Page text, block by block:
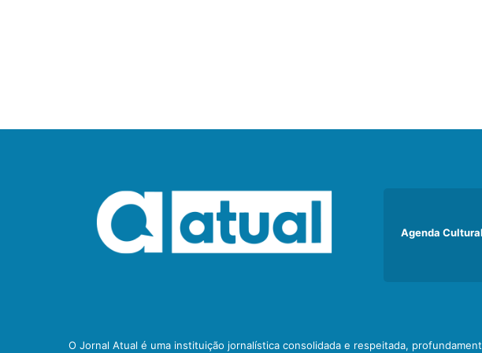
Agenda Cultural
O Jornal Atual é uma instituição jornalística consolidada e respeitada,